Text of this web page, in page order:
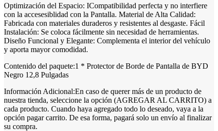
Optimización del Espacio: ICompatibilidad perfecta y no interfiere
con la accesesiblidad con la Pantalla. Material de Alta Calidad:
Fabricada con materiales duraderos y resistentes al desgaste. Fácil
Instalación: Se coloca fácilmente sin necesidad de herramientas.
Diseño Funcional y Elegante: Complementa el interior del vehículo
y aporta mayor comodidad.
Contenido del paquete:1 * Protector de Borde de Pantalla de BYD
Negro 12,8 Pulgadas
Información Adicional:En caso de querer más de un producto de
nuestra tienda, seleccione la opción (AGREGAR AL CARRITO) a
cada producto. Cuando haya agregado todo lo deseado, vaya a la
opción pagar carrito. De esa forma, pagará solo un envío al finalizar
su compra.